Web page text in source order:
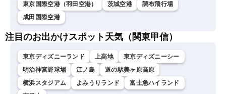
東京国際空港（羽田空港）
茨城空港
調布飛行場
成田国際空港
注目のお出かけスポット天気（関東甲信）
東京ディズニーランド 上高地
東京ディズニーシー
明治神宮野球場
江ノ島
道の駅美ヶ原高原
横浜スタジアム
よみうりランド
富士急ハイランド